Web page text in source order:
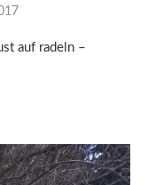
auf radeln –